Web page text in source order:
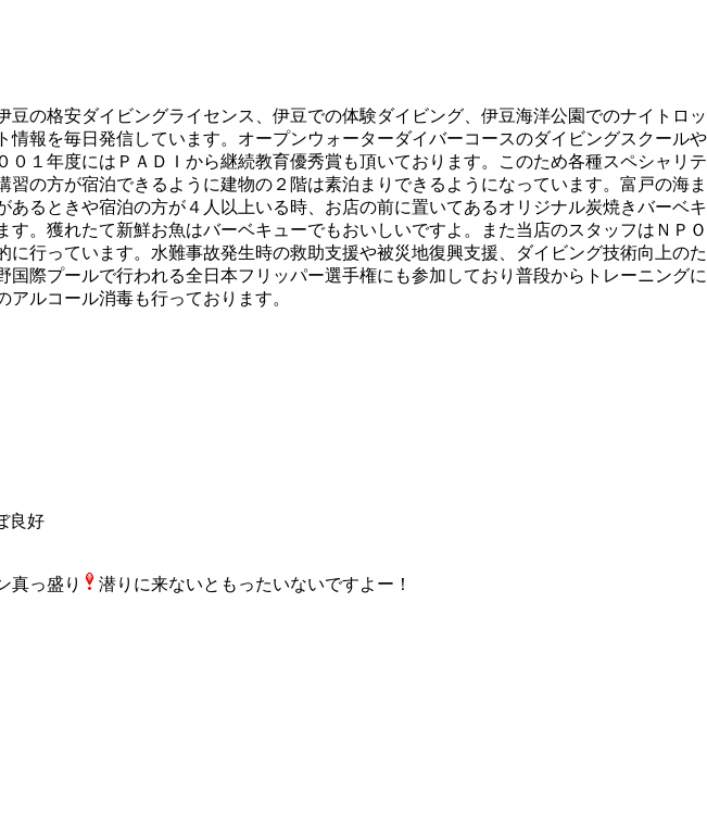
の格安ダイビングライセンス、伊豆での体験ダイビング、伊豆海洋公園でのナイトロッ
報を毎日発信しています。オープンウォーターダイバーコースのダイビングスクールや
１年度にはＰＡＤＩから継続教育優秀賞も頂いております。このため各種スペシャリテ
の方が宿泊できるように建物の２階は素泊まりできるようになっています。富戸の海ま
るときや宿泊の方が４人以上いる時、お店の前に置いてあるオリジナル炭焼きバーベキ
。獲れたて新鮮お魚はバーベキューでもおいしいですよ。また当店のスタッフはＮＰＯ
行っています。水難事故発生時の救助支援や被災地復興支援、ダイビング技術向上のた
際プールで行われる全日本フリッパー選手権にも参加しており普段からトレーニングに
ルコール消毒も行っております。
好
真っ盛り 潜りに来ないともったいないですよー！